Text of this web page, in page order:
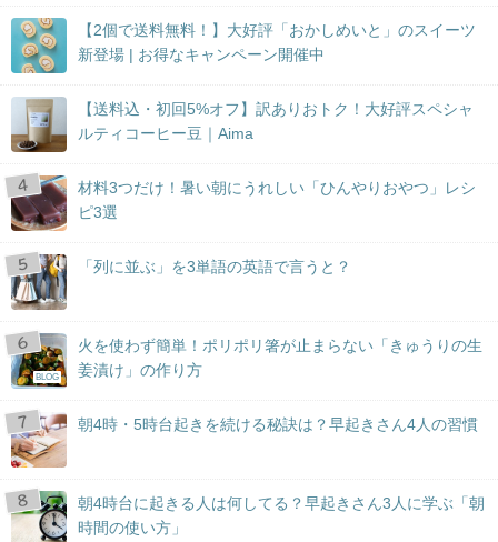
【2個で送料無料！】大好評「おかしめいと」のスイーツ
新登場 | お得なキャンペーン開催中
【送料込・初回5%オフ】訳ありおトク！大好評スペシャ
ルティコーヒー豆｜Aima
材料3つだけ！暑い朝にうれしい「ひんやりおやつ」レシ
ピ3選
「列に並ぶ」を3単語の英語で言うと？
BLOG
火を使わず簡単！ポリポリ箸が止まらない「きゅうりの生
姜漬け」の作り方
朝4時・5時台起きを続ける秘訣は？早起きさん4人の習慣
朝4時台に起きる人は何してる？早起きさん3人に学ぶ「朝
時間の使い方」